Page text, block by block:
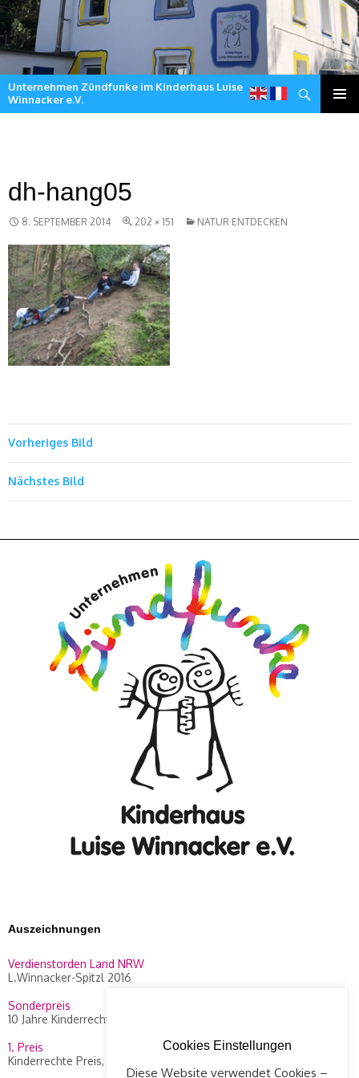
Unternehmen Zündfunke im Kinderhaus Luise
Winnacker e.V.
Suchen
dh-hang05
8. SEPTEMBER 2014 202 × 151 NATUR ENTDECKEN
Vorheriges Bild
Nächstes Bild
Auszeichnungen
Verdienstorden Land NRW
L.Winnacker-Spitzl 2016
Sonderpreis
10 Jahre Kinderrechte Preis, WDR 2014
1. Preis
Kinderrechte Preis, WDR 2010
Cookies Einstellungen
Diese Website verwendet Cookies –